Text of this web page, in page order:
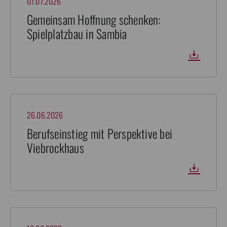
Gemeinsam Hoffnung schenken:
Spielplatzbau in Sambia
26.06.2026
Berufseinstieg mit Perspektive bei
Viebrockhaus